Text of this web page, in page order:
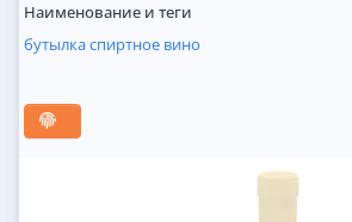
Наименование и теги
бутылкаспиртное вино